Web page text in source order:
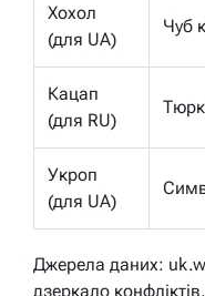
Хохол
(для UA)
Чуб
Кацап
(для RU)
Укроп
(для UA)
Джерела даних:
дзеркало